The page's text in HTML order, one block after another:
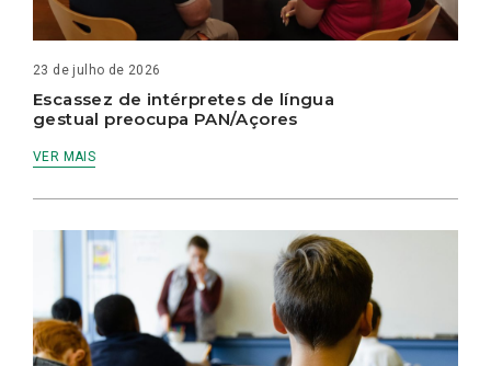
23 de julho de 2026
Escassez de intérpretes de língua
gestual preocupa PAN/Açores
VER MAIS